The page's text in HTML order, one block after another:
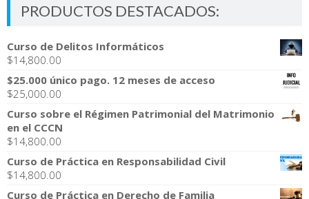
PRODUCTOS DESTACADOS:
Curso de Delitos Informáticos
$14,800.00
$25.000 único pago. 12 meses de acceso
$25,000.00
Curso sobre el Régimen Patrimonial del Matrimonio
en el CCCN
$14,800.00
Curso de Práctica en Responsabilidad Civil
$14,800.00
Curso de Práctica en Derecho de Familia